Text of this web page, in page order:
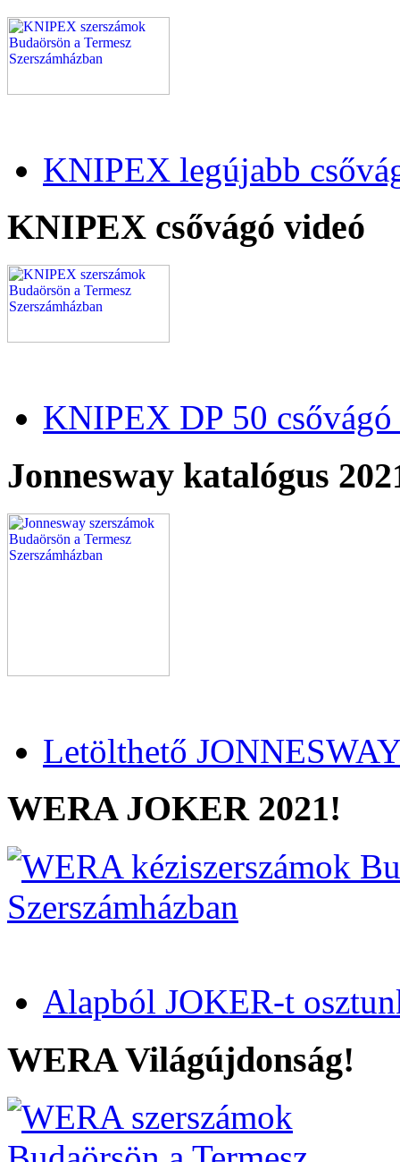
KNIPEX legújabb
KNIPEX csővágó videó
KNIPEX DP 50
Jonnesway katalógus
Letölthető
WERA JOKER 2021!
Alapból JOKER-t
WERA Világújdonság!